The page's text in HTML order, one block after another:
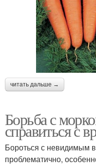
читать дальше →
Борьба с
справиться с
Бороться с невидимым
проблематично,